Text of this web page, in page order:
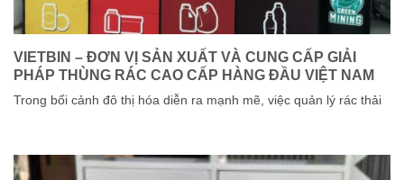
VIETBIN – ĐƠN VỊ SẢN XUẤT VÀ CUNG CẤP GIẢI
PHÁP THÙNG RÁC CAO CẤP HÀNG ĐẦU VIỆT NAM
Trong bối cảnh đô thị hóa diễn ra mạnh mẽ, việc quản lý rác thải